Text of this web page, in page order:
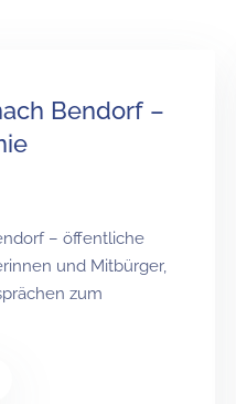
Bendorf –
– öffentliche
und Mitbürger,
zum